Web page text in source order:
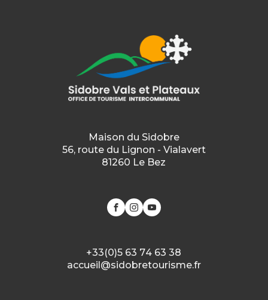
Maison du Sidobre
56, route du Lignon - Vialavert
81260 Le Bez
+33(0)5 63 74 63 38
accueil@sidobretourisme.fr